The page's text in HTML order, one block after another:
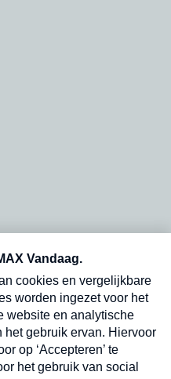
dinsdagochtend in
Verzend